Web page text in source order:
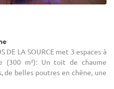
DE LA SOURCE met 3 espaces à
(300 m²): Un toit de chaume
de belles poutres en chêne, une